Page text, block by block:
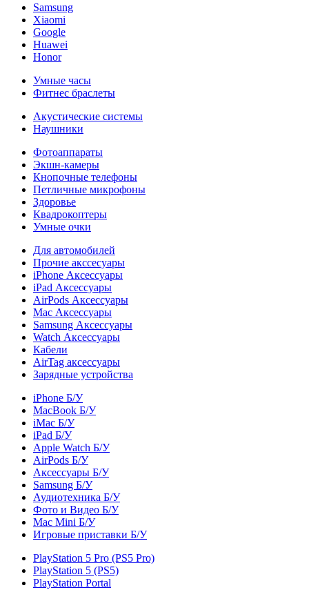
Samsung
Xiaomi
Google
Huawei
Honor
Умные часы
Фитнес браслеты
Акустические системы
Наушники
Фотоаппараты
Экшн-камеры
Кнопочные телефоны
Петличные микрофоны
Здоровье
Квадрокоптеры
Умные очки
Для автомобилей
Прочие акссесуары
iPhone Аксессуары
iPad Аксессуары
AirPods Аксессуары
Mac Аксессуары
Samsung Аксессуары
Watch Аксессуары
Кабели
AirTag аксессуары
Зарядные устройства
iPhone Б/У
MacBook Б/У
iMac Б/У
iPad Б/У
Apple Watch Б/У
AirPods Б/У
Аксессуары Б/У
Samsung Б/У
Аудиотехника Б/У
Фото и Видео Б/У
Mac Mini Б/У
Игровые приставки Б/У
PlayStation 5 Pro (PS5 Pro)
PlayStation 5 (PS5)
PlayStation Portal